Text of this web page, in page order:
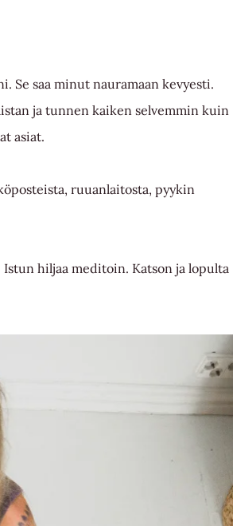
Se saa minut nauramaan kevyesti.
ja tunnen kaiken selvemmin kuin
asiat.
ruuanlaitosta, pyykin
hiljaa meditoin. Katson ja lopulta